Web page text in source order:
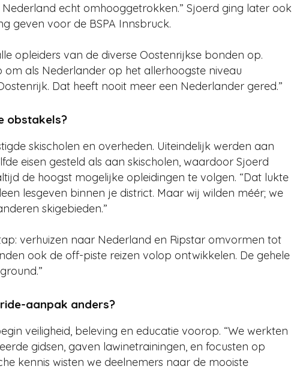
echt omhooggetrokken.” Sjoerd ging later ook
geven voor de BSPA Innsbruck.
opleiders van de diverse Oostenrijkse bonden op.
om als Nederlander op het allerhoogste niveau
Dat heeft nooit meer een Nederlander gered.”
obstakels?
skischolen en overheden. Uiteindelijk werden aan
eisen gesteld als aan skischolen, waardoor Sjoerd
de hoogst mogelijke opleidingen te volgen. “Dat lukte
lesgeven binnen je district. Maar wij wilden méér; we
skigebieden.”
verhuizen naar Nederland en Ripstar omvormen tot
ook de off-piste reizen volop ontwikkelen. De gehele
aanpak anders?
veiligheid, beleving en educatie voorop. “We werkten
gidsen, gaven lawinetrainingen, en focusten op
kennis wisten we deelnemers naar de mooiste